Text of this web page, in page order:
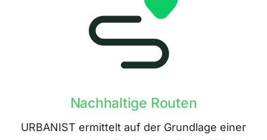
Nachhaltige Routen
URBANIST ermittelt auf der Grundlage einer